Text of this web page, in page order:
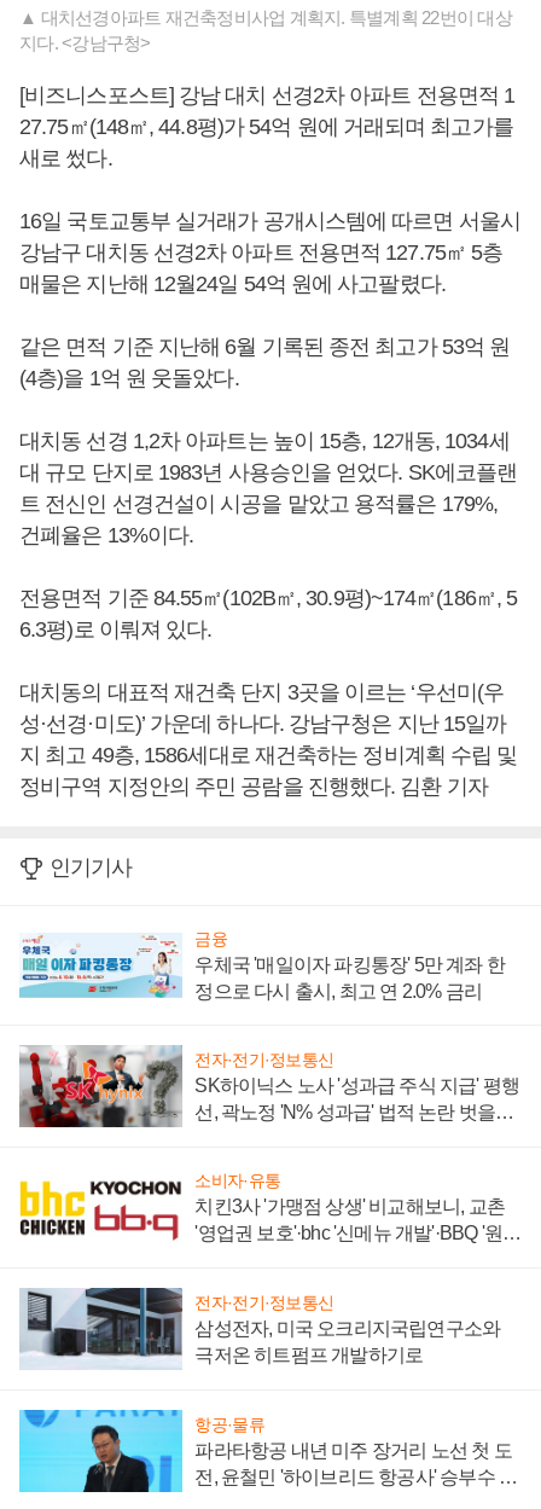
▲ 대치선경아파트 재건축정비사업 계획지. 특별계획 22번이 대상
지다. <강남구청>
[비즈니스포스트] 강남 대치 선경2차 아파트 전용면적 1
27.75㎡(148㎡, 44.8평)가 54억 원에 거래되며 최고가를
새로 썼다.
16일 국토교통부 실거래가 공개시스템에 따르면 서울시
강남구 대치동 선경2차 아파트 전용면적 127.75㎡ 5층
매물은 지난해 12월24일 54억 원에 사고팔렸다.
같은 면적 기준 지난해 6월 기록된 종전 최고가 53억 원
(4층)을 1억 원 웃돌았다.
대치동 선경 1,2차 아파트는 높이 15층, 12개동, 1034세
대 규모 단지로 1983년 사용승인을 얻었다. SK에코플랜
트 전신인 선경건설이 시공을 맡았고 용적률은 179%,
건폐율은 13%이다.
전용면적 기준 84.55㎡(102B㎡, 30.9평)~174㎡(186㎡, 5
6.3평)로 이뤄져 있다.
대치동의 대표적 재건축 단지 3곳을 이르는 ‘우선미(우
성·선경·미도)’ 가운데 하나다. 강남구청은 지난 15일까
지 최고 49층, 1586세대로 재건축하는 정비계획 수립 및
정비구역 지정안의 주민 공람을 진행했다. 김환 기자
인기기사
금융
우체국 '매일이자 파킹통장' 5만 계좌 한
정으로 다시 출시, 최고 연 2.0% 금리
전자·전기·정보통신
SK하이닉스 노사 '성과급 주식 지급' 평행
선, 곽노정 'N% 성과급' 법적 논란 벗을지
소비자·유통
치킨3사 '가맹점 상생' 비교해보니, 교촌
'영업권 보호'·bhc '신메뉴 개발'·BBQ '원가
전자·전기·정보통신
삼성전자, 미국 오크리지국립연구소와
극저온 히트펌프 개발하기로
항공·물류
파라타항공 내년 미주 장거리 노선 첫 도
전, 윤철민 '하이브리드 항공사' 승부수 통